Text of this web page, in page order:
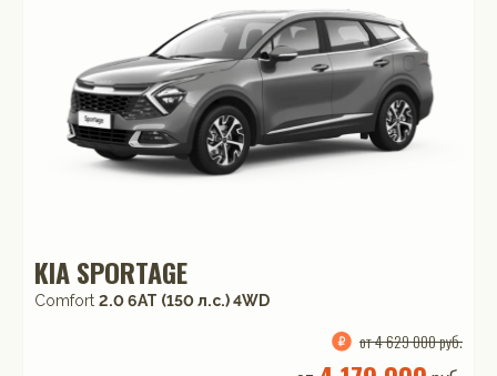
KIA SPORTAGE
Comfort 2.0 6AT (150 л.с.) 4WD
от 4 629 000 руб.